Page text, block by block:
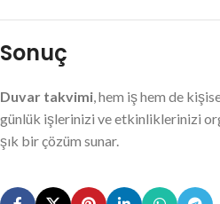
Sonuç
Duvar takvimi , hem iş hem de
günlük işlerinizi ve etkinliklerinizi
şık bir çözüm sunar.